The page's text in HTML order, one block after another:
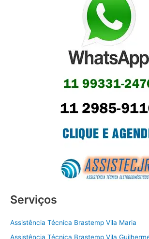
Serviços
Assistência Técnica Brastemp Vila Maria
Assistência Técnica Brastemp Vila